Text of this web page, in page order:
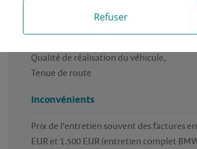
Qualité de réalisation du véhicule,
Tenue de route
Inconvénients
Prix de l'entretien souvent des factures
EUR et 1.500 EUR (entretien complet
Refuser